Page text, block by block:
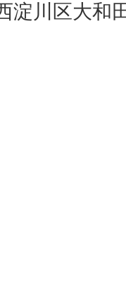
淀川区大和